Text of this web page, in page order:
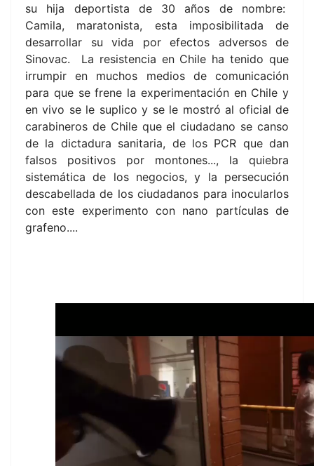
su hija deportista de 30 años de nombre:
Camila, maratonista, esta imposibilitada de
desarrollar su vida por efectos adversos de
Sinovac. La resistencia en Chile ha tenido que
irrumpir en muchos medios de comunicación
para que se frene la experimentación en Chile y
en vivo se le suplico y se le mostró al oficial de
carabineros de Chile que el ciudadano se canso
de la dictadura sanitaria, de los PCR que dan
falsos positivos por montones..., la quiebra
sistemática de los negocios, y la persecución
descabellada de los ciudadanos para inocularlos
con este experimento con nano partículas de
grafeno....